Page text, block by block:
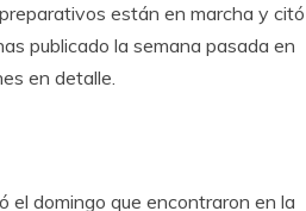
están en marcha y citó
publicado la semana pasada en
en detalle.
el domingo que encontraron en la